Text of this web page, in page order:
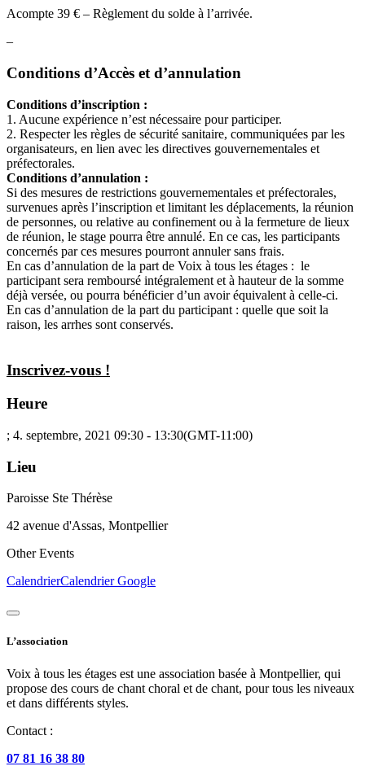
Acompte 39 € – Règlement du solde à l’arrivée.
–
Conditions d’Accès et d’annulation
Conditions d’inscription :
1. Aucune expérience n’est nécessaire pour participer.
2. Respecter les règles de sécurité sanitaire, communiquées par les
organisateurs, en lien avec les directives gouvernementales et
préfectorales.
Conditions d’annulation :
Si des mesures de restrictions gouvernementales et préfectorales,
survenues après l’inscription et limitant les déplacements, la réunion
de personnes, ou relative au confinement ou à la fermeture de lieux
de réunion, le stage pourra être annulé. En ce cas, les participants
concernés par ces mesures pourront annuler sans frais.
En cas d’annulation de la part de Voix à tous les étages : le
participant sera remboursé intégralement et à hauteur de la somme
déjà versée, ou pourra bénéficier d’un avoir équivalent à celle-ci.
En cas d’annulation de la part du participant : quelle que soit la
raison, les arrhes sont conservés.
Inscrivez-vous !
Heure
; 4. septembre, 2021 09:30 - 13:30(GMT-11:00)
Lieu
Paroisse Ste Thérèse
42 avenue d'Assas, Montpellier
Other Events
CalendrierCalendrier Google
L’association
Voix à tous les étages est une association basée à Montpellier, qui
propose des cours de chant choral et de chant, pour tous les niveaux
et dans différents styles.
Contact :
07 81 16 38 80